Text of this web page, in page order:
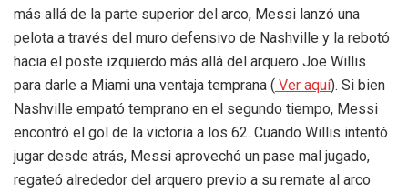
más allá de la parte superior del arco, Messi lanzó una
pelota a través del muro defensivo de Nashville y la rebotó
hacia el poste izquierdo más allá del arquero Joe Willis
para darle a Miami una ventaja temprana ( Ver aquí). Si bien
Nashville empató temprano en el segundo tiempo, Messi
encontró el gol de la victoria a los 62. Cuando Willis intentó
jugar desde atrás, Messi aprovechó un pase mal jugado,
regateó alrededor del arquero previo a su remate al arco